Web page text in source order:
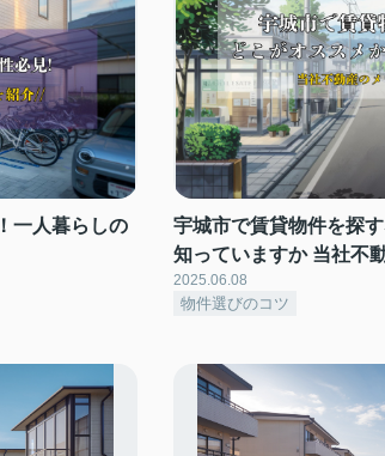
一人暮らしの
宇城市で賃貸物件を探
知っていますか 当社不
2025.06.08
物件選びのコツ